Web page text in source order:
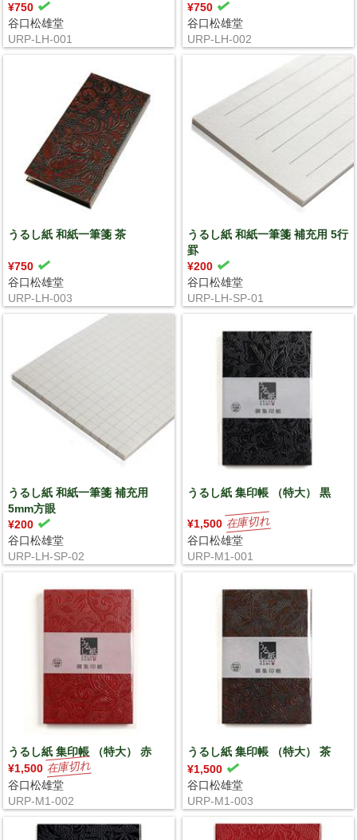
¥750
谷口松雄堂
URP-LH-001
¥750
谷口松雄堂
URP-LH-002
うるし紙 和紙一筆箋 茶
¥750
谷口松雄堂
URP-LH-003
うるし紙 和紙一筆箋 補充用 5行
罫
¥200
谷口松雄堂
URP-LH-SP-01
うるし紙 和紙一筆箋 補充用
5mm方眼
¥200
谷口松雄堂
URP-LH-SP-02
うるし紙 集印帳 （特大） 黒
¥1,500
谷口松雄堂
URP-M1-001
うるし紙 集印帳 （特大） 赤
¥1,500
谷口松雄堂
URP-M1-002
うるし紙 集印帳 （特大） 茶
¥1,500
谷口松雄堂
URP-M1-003